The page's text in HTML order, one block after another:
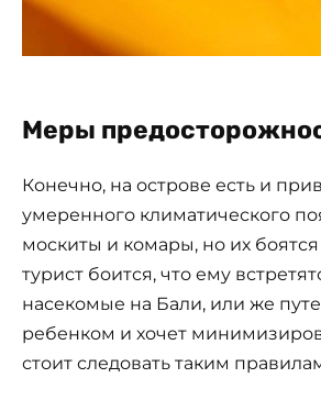
Меры
Конечно, на острове есть и
умеренного климатического
москиты и комары, но их боятся
турист боится, что ему
насекомые на Бали, или же
ребенком и хочет
стоит следовать таким